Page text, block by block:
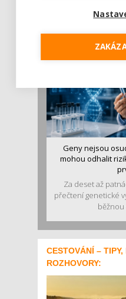
Geny nejsou
mohou odhalit
Za deset až
přečtení genetické
běžnou
CESTOVÁNÍ – TIPY,
ROZHOVORY: